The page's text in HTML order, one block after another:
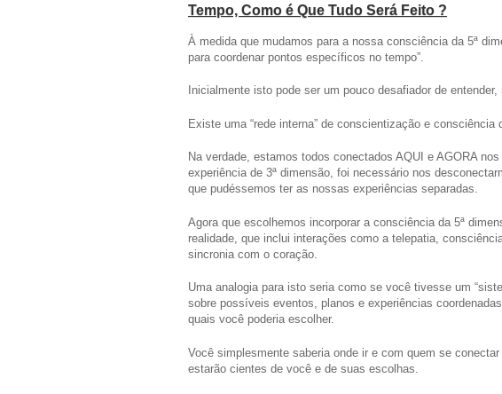
Tempo, Como é Que Tudo Será Feito ?
À medida que mudamos para a nossa consciência da 5ª
para coordenar pontos específicos no tempo”.
Inicialmente isto pode ser um pouco desafiador de
Existe uma “rede interna” de conscientização e consciência
Na verdade, estamos todos conectados AQUI e AGORA
experiência de 3ª dimensão, foi necessário nos
que pudéssemos ter as nossas experiências separadas.
Agora que escolhemos incorporar a consciência da 5ª
realidade, que inclui interações como a telepatia,
sincronia com o coração.
Uma analogia para isto seria como se você tivesse um
sobre possíveis eventos, planos e experiências
quais você poderia escolher.
Você simplesmente saberia onde ir e com quem se
estarão cientes de você e de suas escolhas.